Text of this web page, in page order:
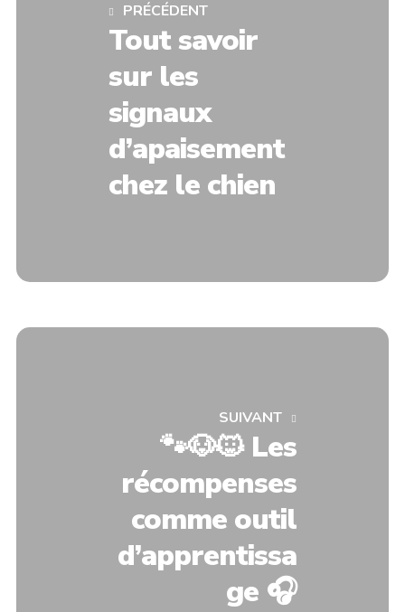
PRÉCÉDENT
Tout savoir
sur les
signaux
d’apaisement
chez le chien
SUIVANT
🐾🐶🐱 Les
récompenses
comme outil
d’apprentissa
ge 🎧